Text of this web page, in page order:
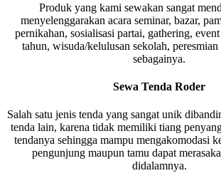
Produk yang kami sewakan sangat
menyelenggarakan acara seminar, bazar,
pernikahan, sosialisasi partai, gathering,
tahun, wisuda/kelulusan sekolah, peresmian
sebagainya.
Sewa Tenda Roder
Salah satu jenis tenda yang sangat unik
tenda lain, karena tidak memiliki tiang
tendanya sehingga mampu mengakomodasi
pengunjung maupun tamu dapat
didalamnya.